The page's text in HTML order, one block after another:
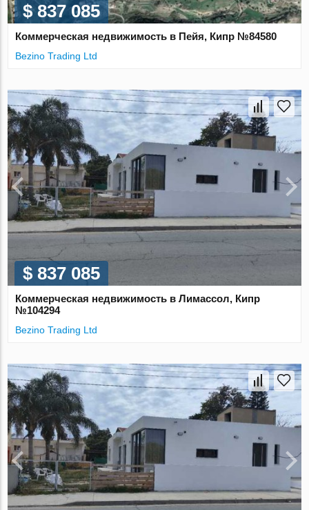
$ 837 085
Коммерческая недвижимость в Пейя, Кипр №84580
Bezino Trading Ltd
$ 837 085
Коммерческая недвижимость в Лимассол, Кипр
№104294
Bezino Trading Ltd